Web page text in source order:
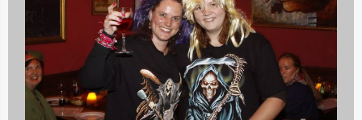
Vrijgezellenfeesten